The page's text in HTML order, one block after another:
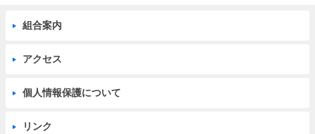
組合案内
アクセス
個人情報保護について
リンク